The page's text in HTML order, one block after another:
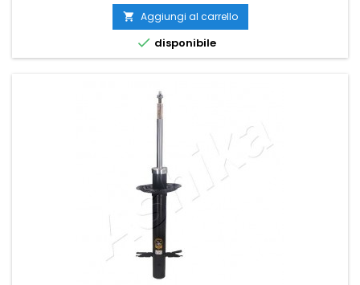
 Aggiungi al carrello
 disponibile